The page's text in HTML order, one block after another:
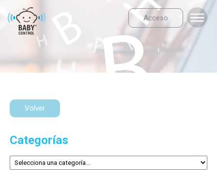
Acceso
Volver
Categorías